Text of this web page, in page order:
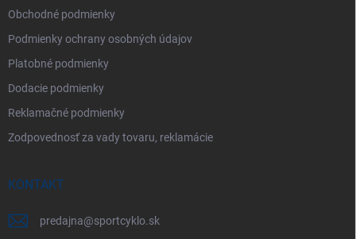
Obchodné podmienky
Podmienky ochrany osobných údajov
Platobné podmienky
Dodacie podmienky
Reklamačné podmienky
Zodpovednosť za vady tovaru, reklamácie
KONTAKT
predajna@sportcyklo.sk